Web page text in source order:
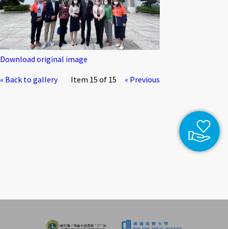
Download original image
« Back to gallery
Item 15 of 15 « Previous